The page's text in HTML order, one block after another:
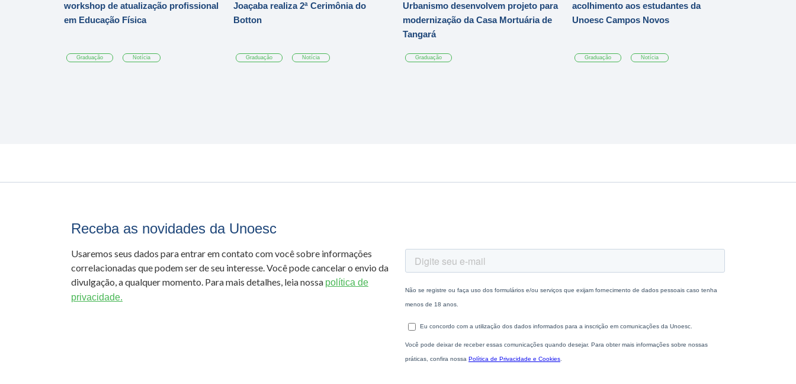
workshop de atualização profissional
em Educação Física
Graduação Notícia
Joaçaba realiza 2ª Cerimônia do
Botton
Graduação Notícia
Urbanismo desenvolvem projeto para
modernização da Casa Mortuária de
Tangará
Graduação
acolhimento aos estudantes da
Unoesc Campos Novos
Graduação Notícia
Receba as novidades da Unoesc
Usaremos seus dados para entrar em contato com você sobre informações
correlacionadas que podem ser de seu interesse. Você pode cancelar o envio da
divulgação, a qualquer momento. Para mais detalhes, leia nossa política de
privacidade.